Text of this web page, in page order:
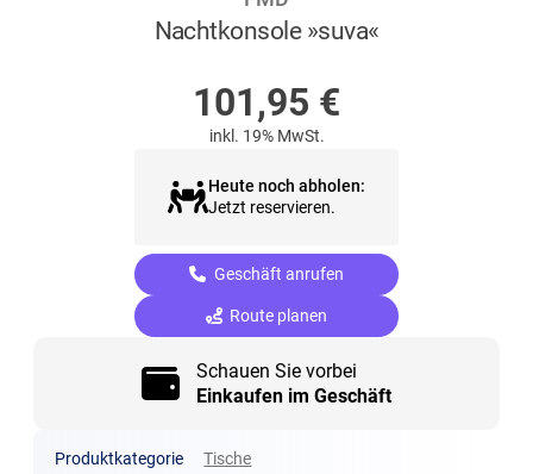
Nachtkonsole »suva«
101,95 €
inkl. 19% MwSt.
Heute noch abholen:
Jetzt reservieren.
Geschäft anrufen
Route planen
Schauen Sie vorbei
Einkaufen im Geschäft
Produktkategorie Tische